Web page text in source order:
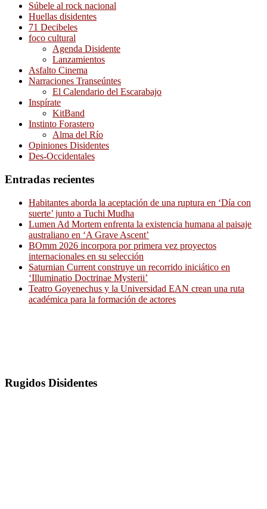
Súbele al rock nacional
Huellas disidentes
71 Decibeles
foco cultural
Agenda Disidente
Lanzamientos
Asfalto Cinema
Narraciones Transeúntes
El Calendario del Escarabajo
Inspírate
KitBand
Instinto Forastero
Alma del Río
Opiniones Disidentes
Des-Occidentales
Entradas recientes
Habitantes aborda la aceptación de una ruptura en ‘Día con
suerte’ junto a Tuchi Mudha
Lumen Ad Mortem enfrenta la existencia humana al paisaje
australiano en ‘A Grave Ascent’
BOmm 2026 incorpora por primera vez proyectos
internacionales en su selección
Saturnian Current construye un recorrido iniciático en
‘Illuminatio Doctrinae Mysterii’
Teatro Goyenechus y la Universidad EAN crean una ruta
académica para la formación de actores
Rugidos Disidentes